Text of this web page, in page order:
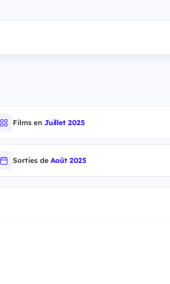
Films en Juillet 2025
Sorties de Août 2025